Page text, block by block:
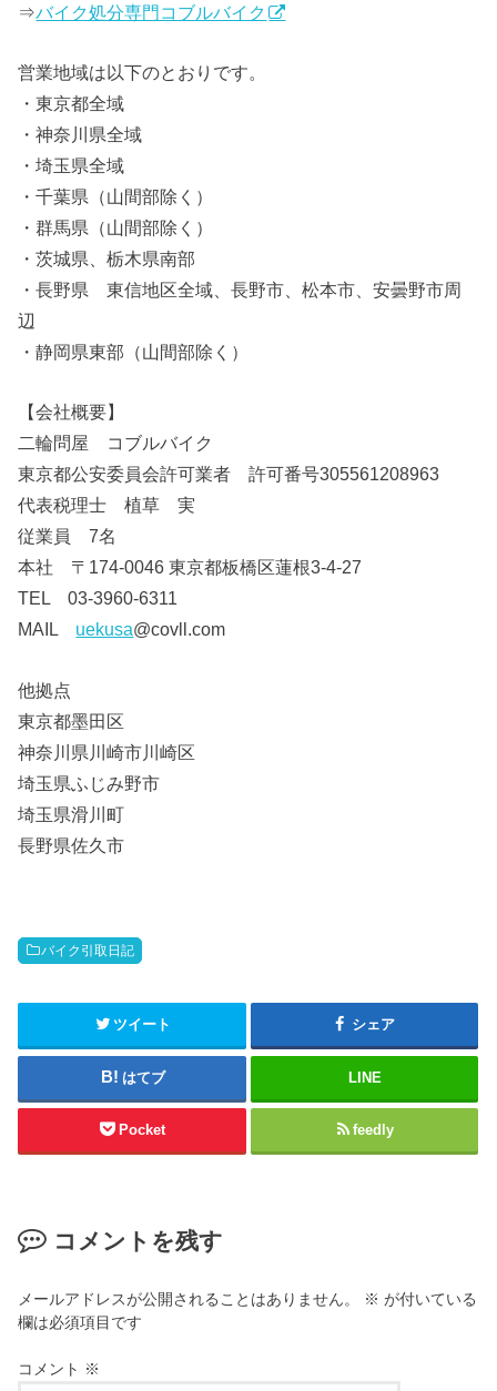
⇒バイク処分専門コブルバイク
営業地域は以下のとおりです。
・東京都全域
・神奈川県全域
・埼玉県全域
・千葉県（山間部除く）
・群馬県（山間部除く）
・茨城県、栃木県南部
・長野県 東信地区全域、長野市、松本市、安曇野市周
辺
・静岡県東部（山間部除く）
【会社概要】
二輪問屋 コブルバイク
東京都公安委員会許可業者 許可番号305561208963
代表税理士 植草 実
従業員 7名
本社 〒174-0046 東京都板橋区蓮根3-4-27
TEL 03-3960-6311
MAIL uekusa@covll.com
他拠点
東京都墨田区
神奈川県川崎市川崎区
埼玉県ふじみ野市
埼玉県滑川町
長野県佐久市
バイク引取日記
ツイート シェア
はてブ LINE
Pocket feedly
コメントを残す
メールアドレスが公開されることはありません。 ※ が付いている
欄は必須項目です
コメント ※